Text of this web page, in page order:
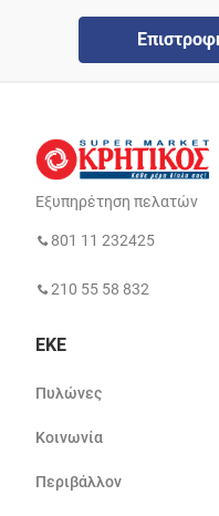
Εξυπηρέτηση πελατών
801 11 232425
210 55 58 832
ΕΚΕ
Πυλώνες
Κοινωνία
Περιβάλλον